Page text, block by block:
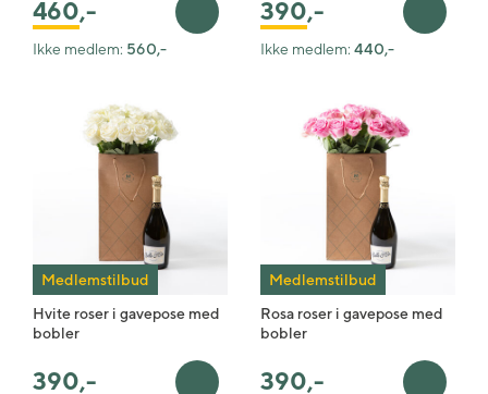
460,- Legg i handlekurv
Ikke medlem: 560,-
390,- Legg i
Ikke medlem: 440,-
Medlemstilbud
Hvite roser i gavepose med
bobler
390,-
Medlemstilbud
Rosa roser i gavepose med
bobler
390,-